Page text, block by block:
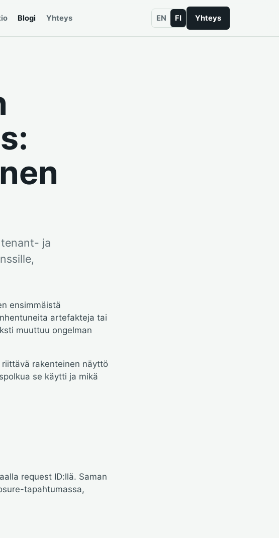
Blogi Yhteys EN FI Yhteys
ja
ensimmäistä
artefakteja tai
muuttuu ongelman
rakenteinen näyttö
se käytti ja mikä
request ID:llä. Saman
tapahtumassa,